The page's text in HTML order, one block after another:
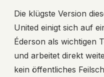
Die klügste Version
United einigt sich auf
Éderson als wichtigen
und arbeitet direkt
kein öffentliches